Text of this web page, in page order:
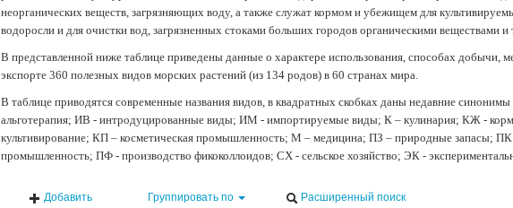
неорганических веществ, загрязняющих воду, а также служат кормом и убежищем для
водоросли и для очистки вод, загрязненных стоками больших городов органическими веществами
В представленной ниже таблице приведены данные о характере использования, способах добычи,
экспорте 360 полезных видов морских растений (из 134 родов) в 60 странах мира.
В таблице приводятся современные названия видов, в квадратных скобках даны недавние
альготерапия; ИВ - интродуцированные виды; ИМ - импортируемые виды; К – кулинария; КЖ -
культивирование; КП – косметическая промышленность; М – медицина; ПЗ – природные запасы;
промышленность; ПФ - производство фикоколлоидов; СХ - сельское хозяйство; ЭК -
Добавить Группировать по Расширенный поиск